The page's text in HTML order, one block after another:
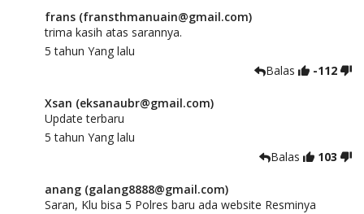
frans (fransthmanuain@gmail.com)
trima kasih atas sarannya.
5 tahun Yang lalu
Balas
-112
Xsan (eksanaubr@gmail.com)
Update terbaru
5 tahun Yang lalu
Balas
103
anang (galang8888@gmail.com)
Saran, Klu bisa 5 Polres baru ada website Resminya